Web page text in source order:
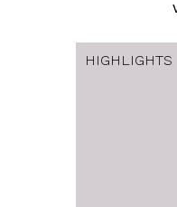
HIGHLIGHTS